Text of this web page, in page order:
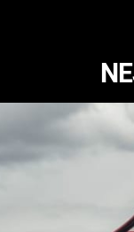
RYCHLE A
ZBĚSILE 10
PREDÁTOR